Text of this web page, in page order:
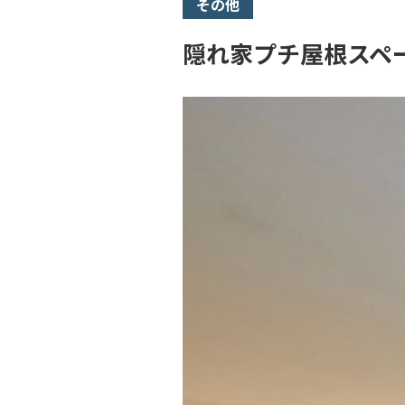
その他
隠れ家プチ屋根スペ